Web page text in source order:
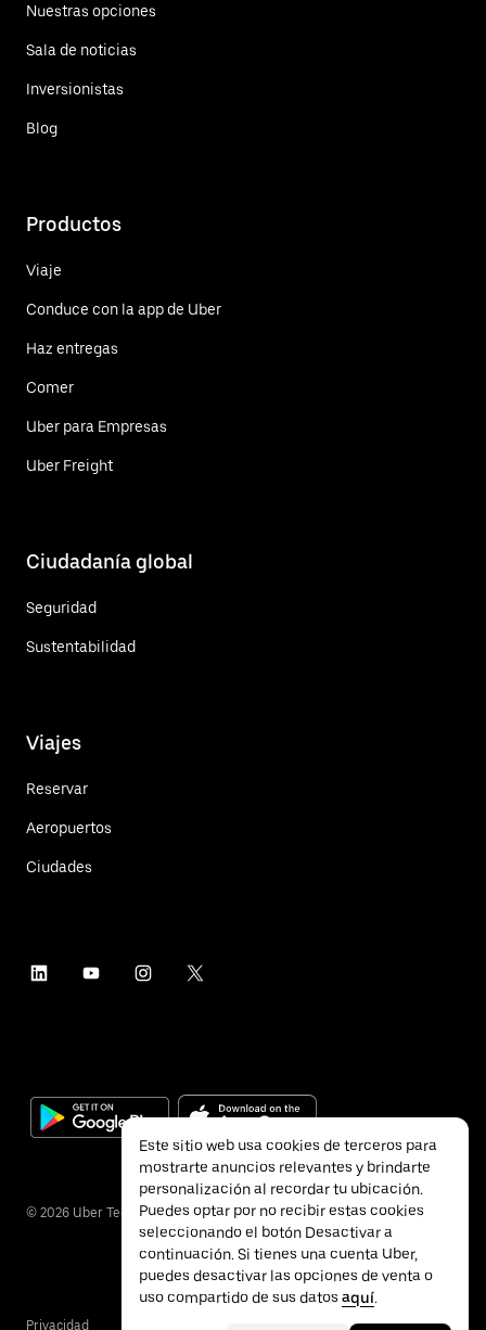
Nuestras opciones
Sala de noticias
Inversionistas
Blog
Productos
Viaje
Conduce con la app de Uber
Haz entregas
Comer
Uber para Empresas
Uber Freight
Ciudadanía global
Seguridad
Sustentabilidad
Viajes
Reservar
Aeropuertos
Ciudades
© 2026 Uber Technologies Inc.
Privacidad
Este sitio web usa cookies de terceros para
mostrarte anuncios relevantes y brindarte
personalización al recordar tu ubicación.
Puedes optar por no recibir estas cookies
seleccionando el botón Desactivar a
continuación. Si tienes una cuenta Uber,
puedes desactivar las opciones de venta o
uso compartido de sus datos aquí.